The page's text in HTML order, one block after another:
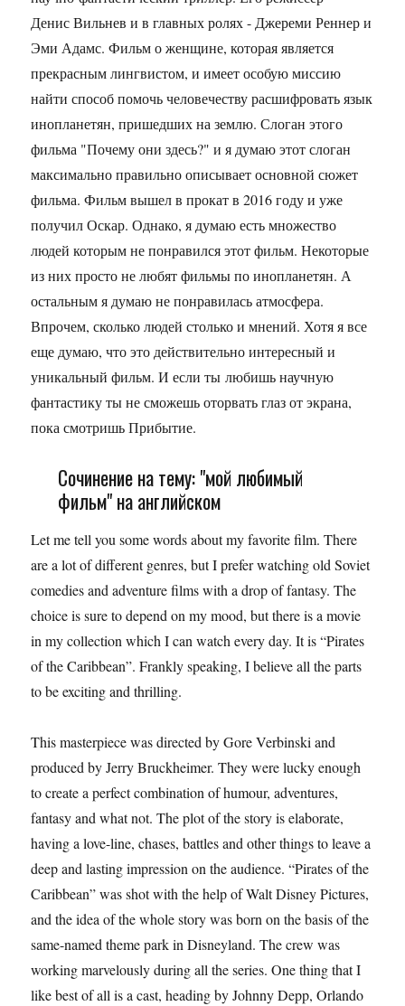
Денис Вильнев и в главных ролях - Джереми Реннер и
Эми Адамс. Фильм о женщине, которая является
прекрасным лингвистом, и имеет особую миссию
найти способ помочь человечеству расшифровать язык
инопланетян, пришедших на землю. Слоган этого
фильма "Почему они здесь?" и я думаю этот слоган
максимально правильно описывает основной сюжет
фильма. Фильм вышел в прокат в 2016 году и уже
получил Оскар. Однако, я думаю есть множество
людей которым не понравился этот фильм. Некоторые
из них просто не любят фильмы по инопланетян. А
остальным я думаю не понравилась атмосфера.
Впрочем, сколько людей столько и мнений. Хотя я все
еще думаю, что это действительно интересный и
уникальный фильм. И если ты любишь научную
фантастику ты не сможешь оторвать глаз от экрана,
пока смотришь Прибытие.
Сочинение на тему: "мой любимый
фильм" на английском
Let me tell you some words about my favorite film. There
are a lot of different genres, but I prefer watching old Soviet
comedies and adventure films with a drop of fantasy. The
choice is sure to depend on my mood, but there is a movie
in my collection which I can watch every day. It is “Pirates
of the Caribbean”. Frankly speaking, I believe all the parts
to be exciting and thrilling.
This masterpiece was directed by Gore Verbinski and
produced by Jerry Bruckheimer. They were lucky enough
to create a perfect combination of humour, adventures,
fantasy and what not. The plot of the story is elaborate,
having a love-line, chases, battles and other things to leave a
deep and lasting impression on the audience. “Pirates of the
Caribbean” was shot with the help of Walt Disney Pictures,
and the idea of the whole story was born on the basis of the
same-named theme park in Disneyland. The crew was
working marvelously during all the series. One thing that I
like best of all is a cast, heading by Johnny Depp, Orlando